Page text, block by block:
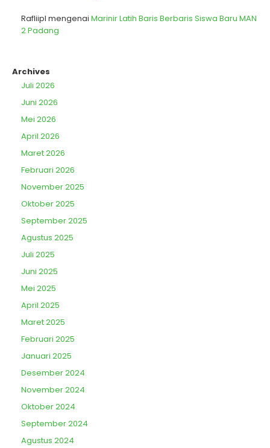
Rafliipl mengenai Marinir Latih Baris Berbaris Siswa Baru MAN
2 Padang
Archives
Juli 2026
Juni 2026
Mei 2026
April 2026
Maret 2026
Februari 2026
November 2025
Oktober 2025
September 2025
Agustus 2025
Juli 2025
Juni 2025
Mei 2025
April 2025
Maret 2025
Februari 2025
Januari 2025
Desember 2024
November 2024
Oktober 2024
September 2024
Agustus 2024